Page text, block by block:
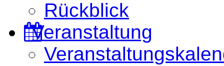
Rückblick
Veranstaltung